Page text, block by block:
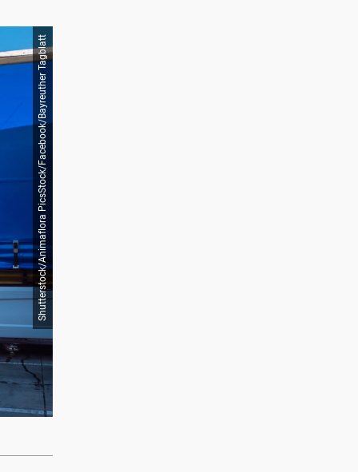
Shutterstock/Animaflora PicsStock/Facebook/Bayreuther Tagblatt